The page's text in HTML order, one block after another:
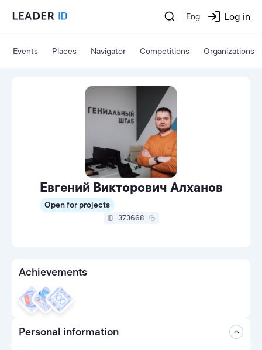
Eng Log in
Events Places Navigator Competitions Organizations
Евгений Викторович Алханов
Open for projects
373668
Achievements
Personal information